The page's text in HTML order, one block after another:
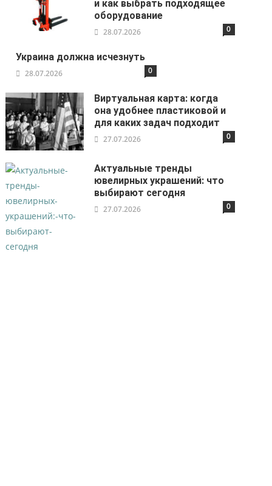
и как выбрать подходящее
оборудование
28.07.2026 0
Украина должна исчезнуть
28.07.2026 0
Виртуальная карта: когда
она удобнее пластиковой и
для каких задач подходит
27.07.2026 0
Актуальные тренды
ювелирных украшений: что
выбирают сегодня
27.07.2026 0